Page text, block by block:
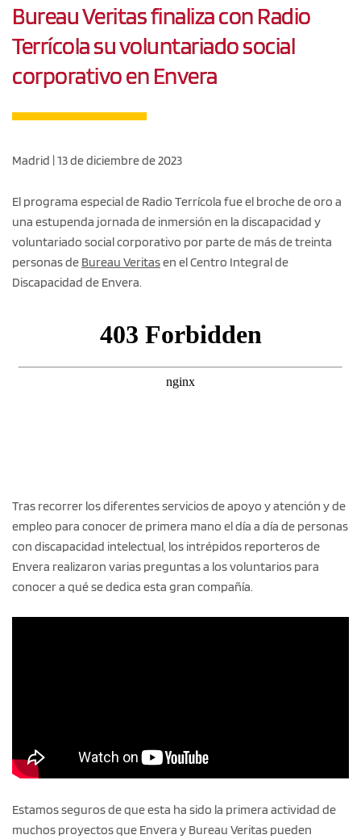
Bureau Veritas finaliza con Radio
Terrícola su voluntariado social
corporativo en Envera
Madrid | 13 de diciembre de 2023
El programa especial de Radio Terrícola fue el broche de oro a
una estupenda jornada de inmersión en la discapacidad y
voluntariado social corporativo por parte de más de treinta
personas de Bureau Veritasen el Centro Integral de
Discapacidad de Envera.
Tras recorrer los diferentes servicios de apoyo y atención y de
empleo para conocer de primera mano el día a día de personas
con discapacidad intelectual, los intrépidos reporteros de
Envera realizaron varias preguntas a los voluntarios para
conocer a qué se dedica esta gran compañía.
Estamos seguros de que esta ha sido la primera actividad de
muchos proyectos que Envera y Bureau Veritas pueden